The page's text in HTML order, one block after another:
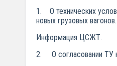
1. О технических
новых грузовых вагонов.
Информация ЦСЖТ.
2. О согласовании ТУ